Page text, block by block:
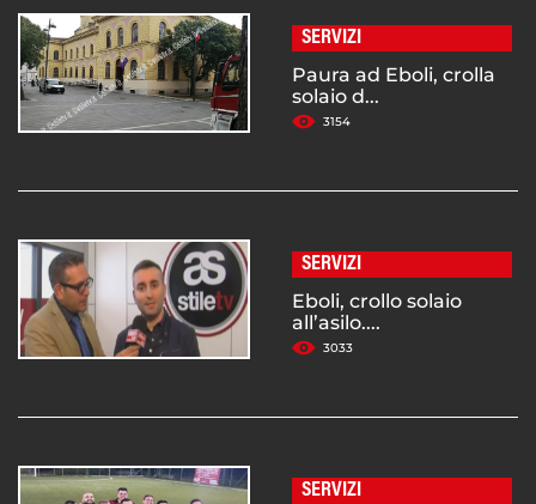
SERVIZI
Paura ad Eboli, crolla
solaio d...
3154
SERVIZI
Eboli, crollo solaio
all’asilo....
3033
SERVIZI